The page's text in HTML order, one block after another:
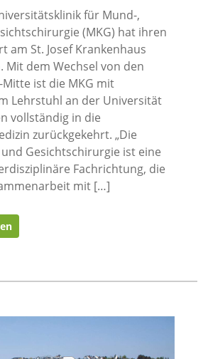
für Mund-,
(MKG) hat ihren
am St. Josef Krankenhaus
Mit dem Wechsel von den
Mitte ist die MKG mit
Lehrstuhl an der Universität
vollständig in die
zurückgekehrt. „Die
Gesichtschirurgie ist eine
Fachrichtung, die
mit […]